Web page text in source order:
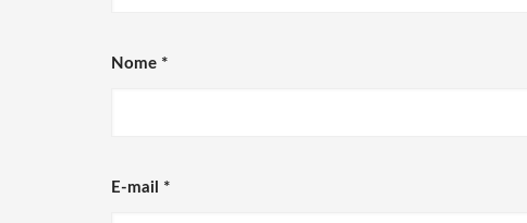
Nome *
E-mail *